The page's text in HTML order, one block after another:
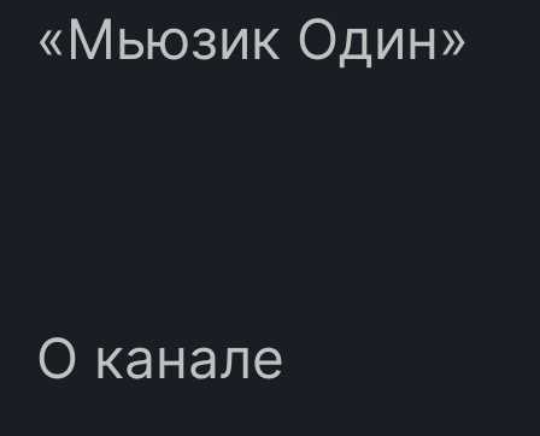
«Мьюзик Один»
О канале